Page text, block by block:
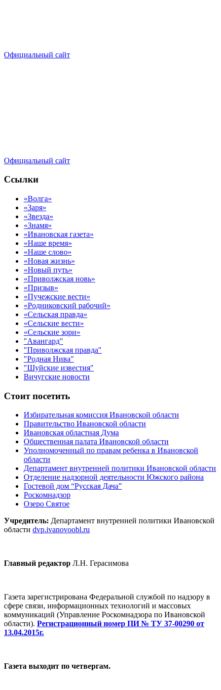
Официальный сайт
Официальный сайт
Ссылки
«Волга»
«Заря»
«Звезда»
«Знамя»
«Ивановская газета»
«Наше время»
«Наше слово»
«Новая жизнь»
«Новый путь»
«Приволжская новь»
«Призыв»
«Пучежские вести»
«Родниковский рабочий»
«Сельская правда»
«Сельские вести»
«Сельские зори»
"Авангард"
"Приволжская правда"
"Родная Нива"
"Шуйские известия"
Вичугские новости
Стоит посетить
Избирательная комиссия Ивановской области
Правительство Ивановской области
Ивановская областная Дума
Общественная палата Ивановской области
Уполномоченный по правам ребенка в Ивановской
области
Департамент внутренней политики Ивановской области
Отделение надзорной деятельности Южского района
Гостевой дом “Русская Дача”
Роскомнадзор
Озеро Святое
Учредитель: Департамент внутренней политики Ивановской
области dvp.ivanovoobl.ru
Главный редактор Л.Н. Герасимова
Газета зарегистрирована Федеральной службой по надзору в
сфере связи, информационных технологий и массовых
коммуникаций (Управление Роскомнадзора по Ивановской
области). Регистрационный номер ПИ № ТУ 37-00290 от
13.04.2015г.
Газета выходит по четвергам.